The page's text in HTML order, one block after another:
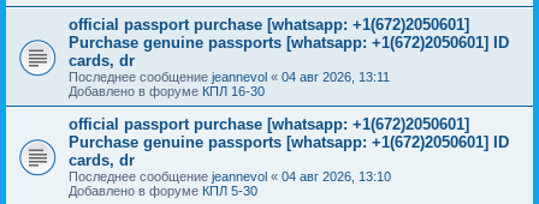
official passport purchase [whatsapp: +1(672)2050601]
Purchase genuine passports [whatsapp: +1(672)2050601] ID
cards, dr
Последнее сообщение jeannevol « 04 авг 2026, 13:11
Добавлено в форуме КПЛ 16-30
official passport purchase [whatsapp: +1(672)2050601]
Purchase genuine passports [whatsapp: +1(672)2050601] ID
cards, dr
Последнее сообщение jeannevol « 04 авг 2026, 13:10
Добавлено в форуме КПЛ 5-30